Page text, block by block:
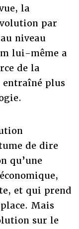
la
par
niveau
lui-même a
de la
entraîné plus
de dire
qu’une
et qui prend
Mais
sur le